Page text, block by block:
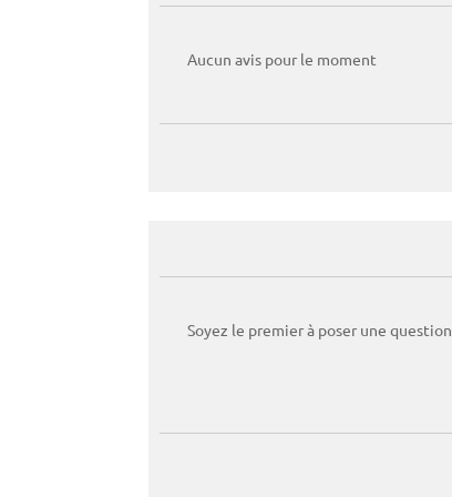
Aucun avis pour le moment
Soyez le premier à poser une question